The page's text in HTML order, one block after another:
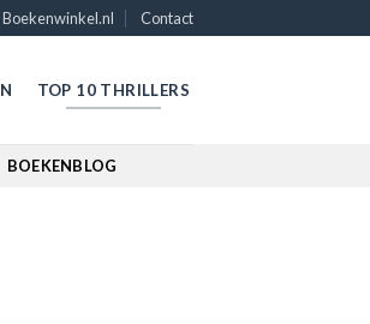
Contact
TOP 10 THRILLERS
BOEKENBLOG